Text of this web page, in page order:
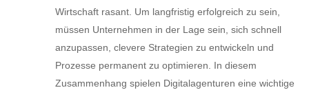
Wirtschaft rasant. Um langfristig erfolgreich zu sein,
müssen Unternehmen in der Lage sein, sich schnell
anzupassen, clevere Strategien zu entwickeln und
Prozesse permanent zu optimieren. In diesem
Zusammenhang spielen Digitalagenturen eine wichtige